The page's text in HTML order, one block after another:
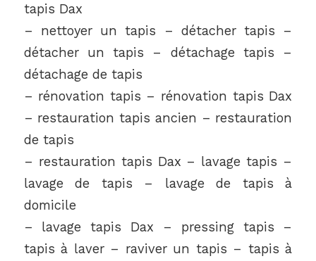
tapis Dax
– nettoyer un tapis – détacher tapis –
détacher un tapis – détachage tapis –
détachage de tapis
– rénovation tapis – rénovation tapis Dax
– restauration tapis ancien – restauration
de tapis
– restauration tapis Dax – lavage tapis –
lavage de tapis – lavage de tapis à
domicile
– lavage tapis Dax – pressing tapis –
tapis à laver – raviver un tapis – tapis à